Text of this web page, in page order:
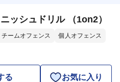
ッシュドリル （1on2）
チームオフェンス 個人オフェンス
る お気に入り